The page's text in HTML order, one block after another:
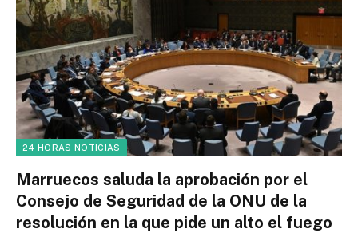
24 HORAS NOTICIAS
Marruecos saluda la aprobación por el
Consejo de Seguridad de la ONU de la
resolución en la que pide un alto el fuego